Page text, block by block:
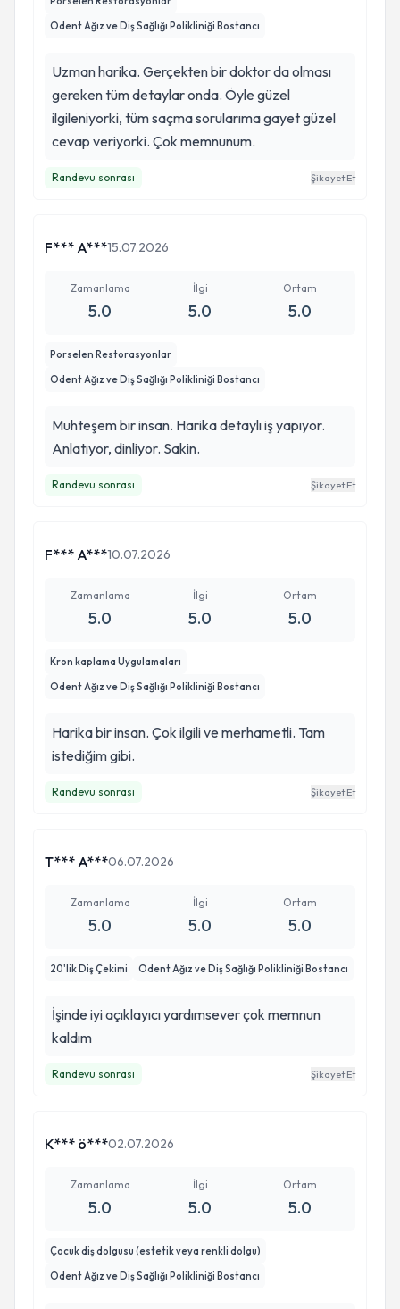
Odent Ağız ve Diş Sağlığı Polikliniği Bostancı
Uzman harika. Gerçekten bir doktor da olması
gereken tüm detaylar onda. Öyle güzel
ilgileniyorki, tüm saçma sorularıma gayet güzel
cevap veriyorki. Çok memnunum.
Randevu sonrası Şikayet Et
F*** A***15.07.2026
Zamanlama
5.0
İlgi
5.0
Ortam
5.0
Porselen Restorasyonlar
Odent Ağız ve Diş Sağlığı Polikliniği Bostancı
Muhteşem bir insan. Harika detaylı iş yapıyor.
Anlatıyor, dinliyor. Sakin.
Randevu sonrası Şikayet Et
F*** A***10.07.2026
Zamanlama
5.0
İlgi
5.0
Ortam
5.0
Kron kaplama Uygulamaları
Odent Ağız ve Diş Sağlığı Polikliniği Bostancı
Harika bir insan. Çok ilgili ve merhametli. Tam
istediğim gibi.
Randevu sonrası Şikayet Et
T*** A***06.07.2026
Zamanlama
5.0
İlgi
5.0
Ortam
5.0
20'lik Diş Çekimi Odent Ağız ve Diş Sağlığı Polikliniği Bostancı
İşinde iyi açıklayıcı yardımsever çok memnun
kaldım
Randevu sonrası Şikayet Et
K*** ö***02.07.2026
Zamanlama
5.0
İlgi
5.0
Ortam
5.0
Çocuk diş dolgusu (estetik veya renkli dolgu)
Odent Ağız ve Diş Sağlığı Polikliniği Bostancı